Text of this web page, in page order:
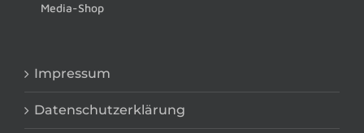
Media-Shop
Impressum
Datenschutzerklärung